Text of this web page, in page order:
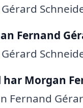
Fernand
Morgan
Fernand